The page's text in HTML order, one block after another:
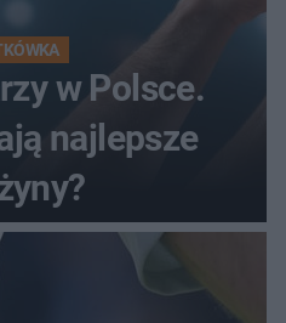
w Polsce.
najlepsze